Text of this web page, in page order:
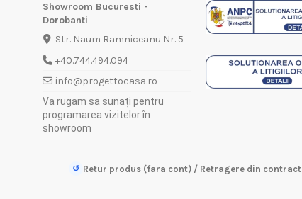
Showroom Bucuresti -
Dorobanti
Str. Naum Ramniceanu Nr. 5
+40.744.494.094
info@progettocasa.ro
Va rugam sa sunați pentru
programarea vizitelor în
showroom
↺ Retur produs (fara cont) / Retragere din contract